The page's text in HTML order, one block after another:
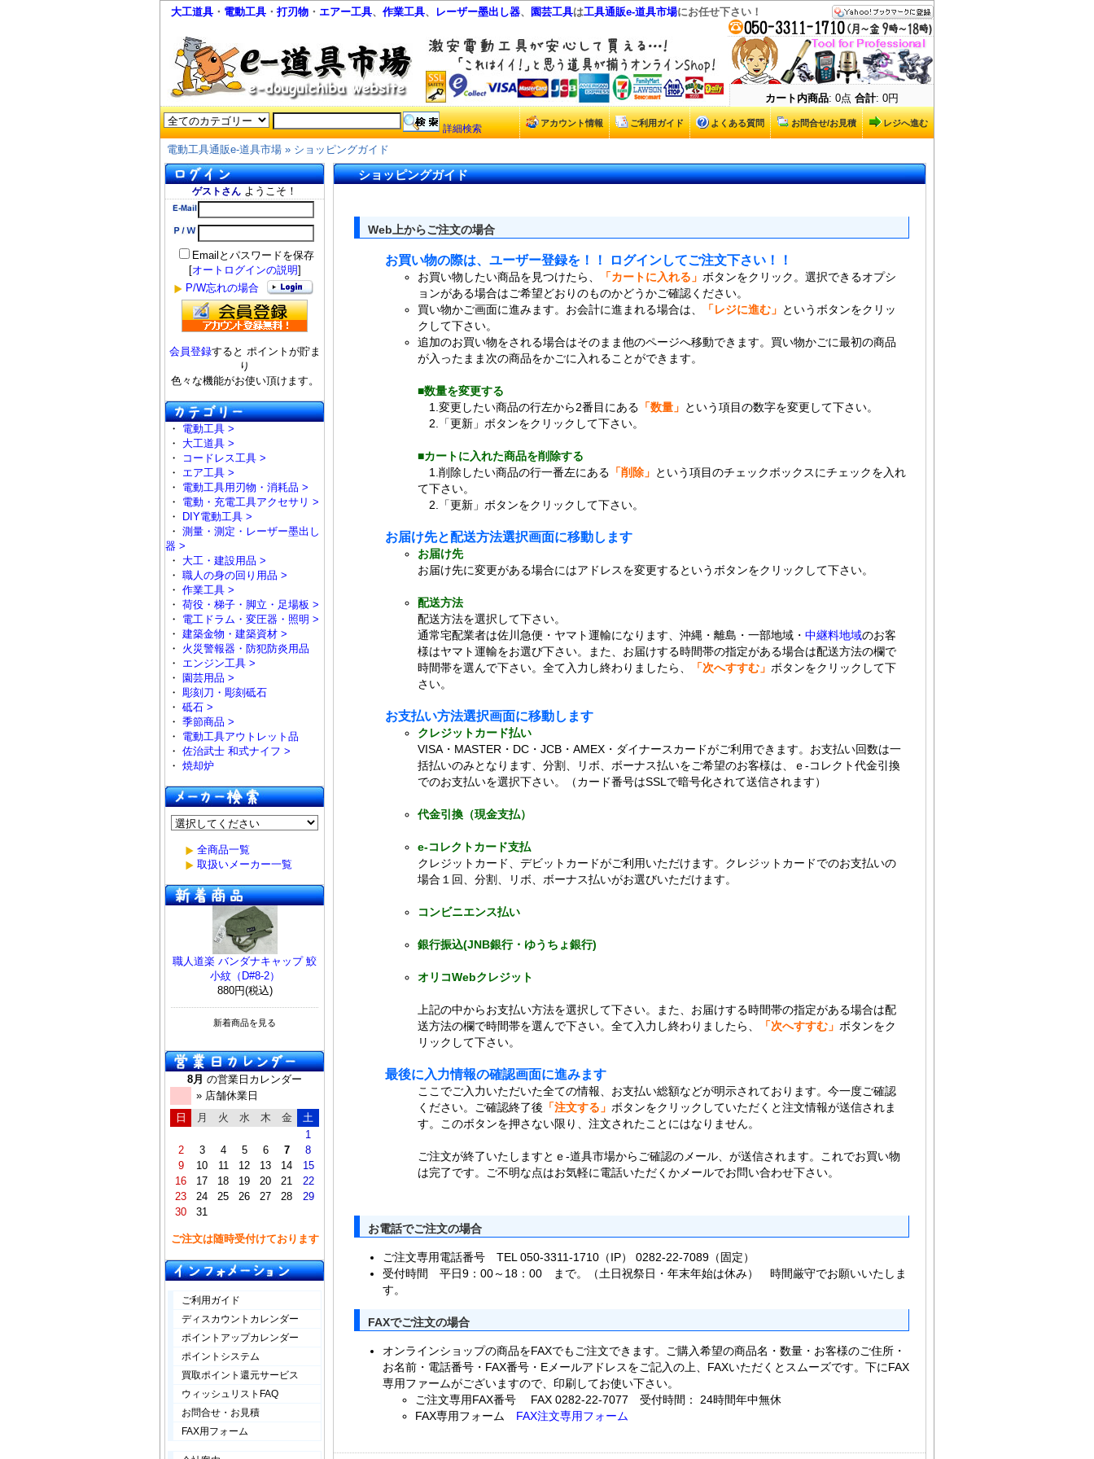
大工道具 ・ 電動工具 ・ 打刃物 ・ エアー工具、 作業工具、 レーザー墨出し器、 園芸工具は工具通販e-道具市場にお任せ下さい！
カート内商品: 0点 合計: 0円
詳細検索 レジへ進む
お問合せ/お見積
よくある質問
ご利用ガイド
アカウント情報
電動工具通販e-道具市場 » ショッピングガイド
ゲストさん ようこそ！
Emailとパスワードを保存
[オートログインの説明]
P/W忘れの場合
会員登録すると ポイントが貯ま
り
色々な機能がお使い頂けます。
・ 電動工具 >
・ 大工道具 >
・
コードレス工具 >
・ エア工具 >
・ 電動工具用刃物・消耗品 >
・ 電動・充電工具アクセサリ >
・
DIY電動工具 >
・ 測量・測定・レーザー墨出し
器 >
・ 大工・建設用品 >
・ 職人の身の回り用品 >
・ 作業工具 >
・ 荷役・梯子・脚立・足場板 >
・ 電工ドラム・変圧器・照明 >
・ 建築金物・建築資材 >
・ 火災警報器・防犯防炎用品
・ エンジン工具 >
・ 園芸用品 >
・ 彫刻刀・彫刻砥石
・ 砥石 >
・ 季節商品 >
・ 電動工具アウトレット品
・ 佐治武士 和式ナイフ >
・ 焼却炉
全商品一覧
取扱いメーカー一覧
職人道楽 バンダナキャップ 鮫
小紋（D#8-2）
880円(税込)
新着商品を見る
8月 の営業日カレンダー
» 店舗休業日
日
月 火 水 木 金
土
1
2
3 4 5 6 7
8
9
10 11 12 13 14
15
16
17 18 19 20 21
22
23
24 25 26 27 28
29
30
31
ご注文は随時受付けております
ご利用ガイド
ディスカウントカレンダー
ポイントアップカレンダー
ポイントシステム
買取ポイント還元サービス
ウィッシュリストFAQ
お問合せ・お見積
FAX用フォーム
ショッピングガイド
Web上からご注文の場合
お買い物の際は、ユーザー登録を！！ ログインしてご注文下さい！！
お買い物したい商品を見つけたら、 「カートに入れる」 ボタンをクリック。選択できるオプシ
ョンがある場合はご希望どおりのものかどうかご確認ください。
買い物かご画面に進みます。お会計に進まれる場合は、
「レジに進む」 というボタンをクリッ
クして下さい。
追加のお買い物をされる場合はそのまま他のページへ移動できます。買い物かごに最初の商品
が入ったまま次の商品をかごに入れることができます。
■数量を変更する
1.変更したい商品の行左から2番目にある 「数量」 という項目の数字を変更して下さい。
2.「更新」ボタンをクリックして下さい。
■カートに入れた商品を削除する
1.削除したい商品の行一番左にある 「削除」 という項目のチェックボックスにチェックを入れ
て下さい。
2.「更新」ボタンをクリックして下さい。
お届け先と配送方法選択画面に移動します
お届け先
お届け先に変更がある場合にはアドレスを変更するというボタンをクリックして下さい。
配送方法
配送方法を選択して下さい。
通常宅配業者は佐川急便・ヤマト運輸になります、沖縄・離島・一部地域・ 中継料地域のお客
様はヤマト運輸をお選び下さい。また、お届けする時間帯の指定がある場合は配送方法の欄で
時間帯を選んで下さい。全て入力し終わりましたら、
「次へすすむ」 ボタンをクリックして下
さい。
お支払い方法選択画面に移動します
クレジットカード払い
VISA・MASTER・DC・JCB・AMEX・ダイナースカードがご利用できます。お支払い回数は一
括払いのみとなります、分割、リボ、ボーナス払いをご希望のお客様は、ｅ-コレクト代金引換
でのお支払いを選択下さい。（カード番号はSSLで暗号化されて送信されます）
代金引換（現金支払）
e-コレクトカード支払
クレジットカード、デビットカードがご利用いただけます。クレジットカードでのお支払いの
場合１回、分割、リボ、ボーナス払いがお選びいただけます。
コンビニエンス払い
銀行振込(JNB銀行・ゆうちょ銀行)
オリコWebクレジット
上記の中からお支払い方法を選択して下さい。また、お届けする時間帯の指定がある場合は配
送方法の欄で時間帯を選んで下さい。全て入力し終わりましたら、
「次へすすむ」 ボタンをク
リックして下さい。
最後に入力情報の確認画面に進みます
ここでご入力いただいた全ての情報、お支払い総額などが明示されております。今一度ご確認
ください。ご確認終了後 「注文する」 ボタンをクリックしていただくと注文情報が送信されま
す。このボタンを押さない限り、注文されたことにはなりません。
ご注文が終了いたしますとｅ-道具市場からご確認のメール、が送信されます。これでお買い物
は完了です。ご不明な点はお気軽に電話いただくかメールでお問い合わせ下さい。
お電話でご注文の場合
ご注文専用電話番号 TEL 050-3311-1710（IP） 0282-22-7089（固定）
受付時間 平日9：00～18：00 まで。（土日祝祭日・年末年始は休み） 時間厳守でお願いいたしま
す。
FAXでご注文の場合
オンラインショップの商品をFAXでもご注文できます。ご購入希望の商品名・数量・お客様のご住所・
お名前・電話番号・FAX番号・Eメールアドレスをご記入の上、FAXいただくとスムーズです。下にFAX
専用ファームがございますので、印刷してお使い下さい。
ご注文専用FAX番号 FAX 0282-22-7077 受付時間： 24時間年中無休
FAX専用フォーム FAX注文専用フォーム